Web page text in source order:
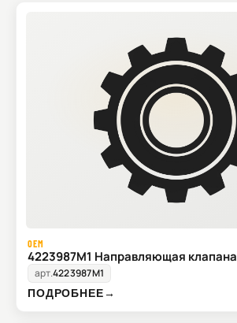
OEM
4223987M1 Направляющая клапана
арт.4223987M1
ПОДРОБНЕЕ→